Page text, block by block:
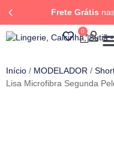
Frete Grátis
0
Início / MODELADOR /
Lisa Microfibra Segunda